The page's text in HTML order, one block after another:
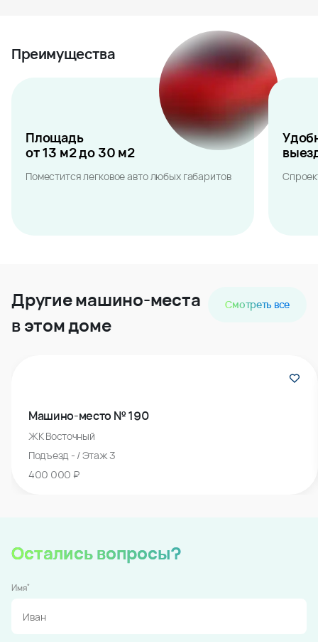
Преимущества
Площадь
от 13 м2 до 30 м2
Поместится легковое авто любых габаритов
Другие машино-места
в этом доме
Смотреть все
Машино-место № 190
ЖК Восточный
Подъезд - / Этаж 3
400 000 ₽
Остались вопросы?
Имя*